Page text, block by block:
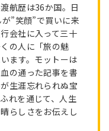
航歴は36か国。日
”笑顔”で買いに来
会社に入って三十
の人に「旅の魅
ます。モットーは
の通った記事を書
生涯忘れられぬ宝
れを通じて、人生
らしさをお伝えし